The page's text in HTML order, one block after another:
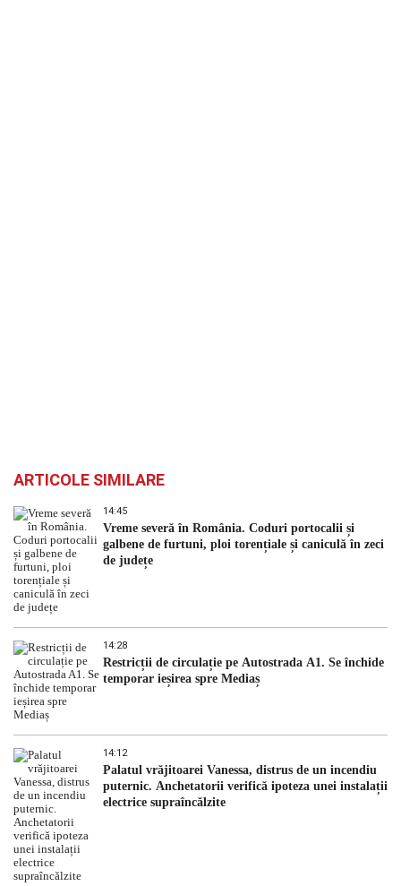
ARTICOLE SIMILARE
14:45
Vreme severă în România. Coduri portocalii și
galbene de furtuni, ploi torențiale și caniculă în zeci
de județe
14:28
Restricții de circulație pe Autostrada A1. Se închide
temporar ieșirea spre Mediaș
14:12
Palatul vrăjitoarei Vanessa, distrus de un incendiu
puternic. Anchetatorii verifică ipoteza unei instalații
electrice supraîncălzite